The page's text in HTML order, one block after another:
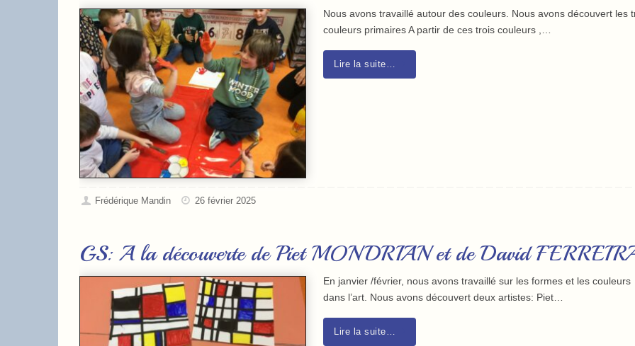
Nous avons travaillé autour des couleurs. Nous avons découvert les
couleurs primaires A partir de ces trois couleurs ,…
Lire la suite…
Frédérique Mandin 26 février 2025
GS: A la découverte de Piet MONDRIAN et de David
En janvier /février, nous avons travaillé sur les formes et les couleurs
dans l’art. Nous avons découvert deux artistes: Piet…
Lire la suite…